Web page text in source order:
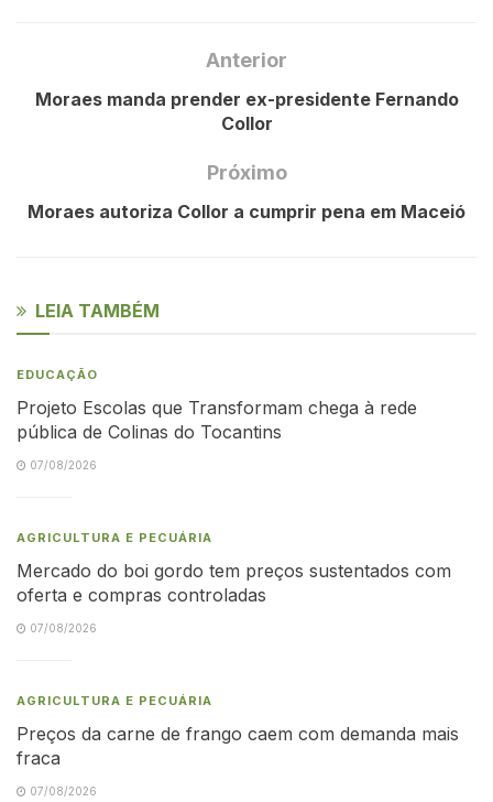
Anterior
Moraes manda prender ex-presidente Fernando
Collor
Próximo
Moraes autoriza Collor a cumprir pena em Maceió
LEIA TAMBÉM
EDUCAÇÃO
Projeto Escolas que Transformam chega à rede
pública de Colinas do Tocantins
07/08/2026
AGRICULTURA E PECUÁRIA
Mercado do boi gordo tem preços sustentados com
oferta e compras controladas
07/08/2026
AGRICULTURA E PECUÁRIA
Preços da carne de frango caem com demanda mais
fraca
07/08/2026